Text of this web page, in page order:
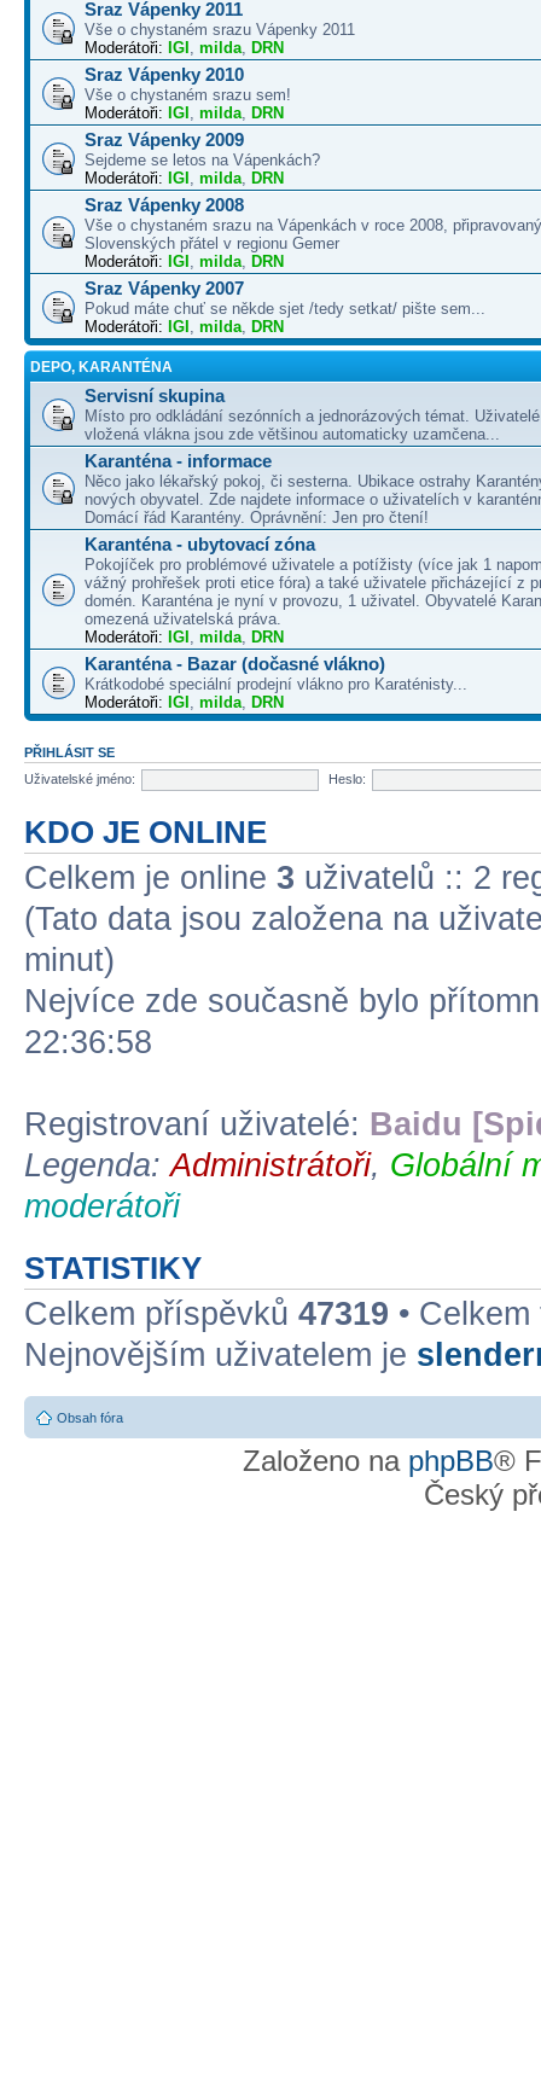
Sraz Vápenky 2011
Vše o chystaném srazu Vápenky 2011
Moderátoři: IGI , milda, DRN
Sraz Vápenky 2010
Vše o chystaném srazu sem!
Moderátoři: IGI , milda, DRN
Sraz Vápenky 2009
Sejdeme se letos na Vápenkách?
Moderátoři: IGI , milda, DRN
Sraz Vápenky 2008
Vše o chystaném srazu na Vápenkách v roce 2008,
Slovenských přátel v regionu Gemer
Moderátoři: IGI , milda, DRN
Sraz Vápenky 2007
Pokud máte chuť se někde sjet /tedy setkat/ pište sem...
Moderátoři: IGI , milda, DRN
DEPO, KARANTÉNA
Servisní skupina
Místo pro odkládání sezónních a jednorázových témat.
vložená vlákna jsou zde většinou automaticky uzamčena...
Karanténa - informace
Něco jako lékařský pokoj, či sesterna. Ubikace ostrahy
nových obyvatel. Zde najdete informace o uživatelích v
Domácí řád Karantény. Oprávnění: Jen pro čtení!
Karanténa - ubytovací zóna
Pokojíček pro problémové uživatele a potížisty (více jak 1
vážný prohřešek proti etice fóra) a také uživatele přicházející z
domén. Karanténa je nyní v provozu, 1 uživatel. Obyvatelé
omezená uživatelská práva.
Moderátoři: IGI , milda, DRN
Karanténa - Bazar (dočasné vlákno)
Krátkodobé speciální prodejní vlákno pro Karaténisty...
Moderátoři: IGI , milda, DRN
PŘIHLÁSIT SE
Uživatelské jméno:
Heslo:
KDO JE ONLINE
Celkem je online 3 uživatelů :: 2
(Tato data jsou založena na
minut)
Nejvíce zde současně bylo
22:36:58
Registrovaní uživatelé: Baidu
Legenda:Administrátoři, Globální
moderátoři
STATISTIKY
Celkem příspěvků 47319 •
Nejnovějším uživatelem je
Obsah fóra
Založeno na phpBB®
Český